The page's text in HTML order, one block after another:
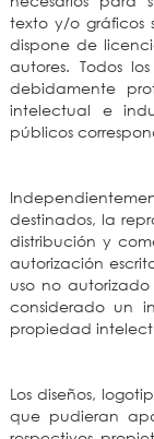
texto y/o gráficos
dispone de
autores. Todos
debidamente
intelectual e
públicos
destinados, la
distribución y
autorización
uso no
considerado un
propiedad
Los diseños,
que pudieran